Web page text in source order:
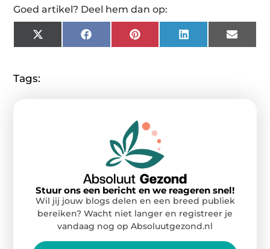
Goed artikel? Deel hem dan op:
X
(Twitter)
FacebookPinterestLinkedInEmail
Tags:
Stuur ons een bericht en we reageren snel!
Wil jij jouw blogs delen en een breed publiek
bereiken? Wacht niet langer en registreer je
vandaag nog op Absoluutgezond.nl